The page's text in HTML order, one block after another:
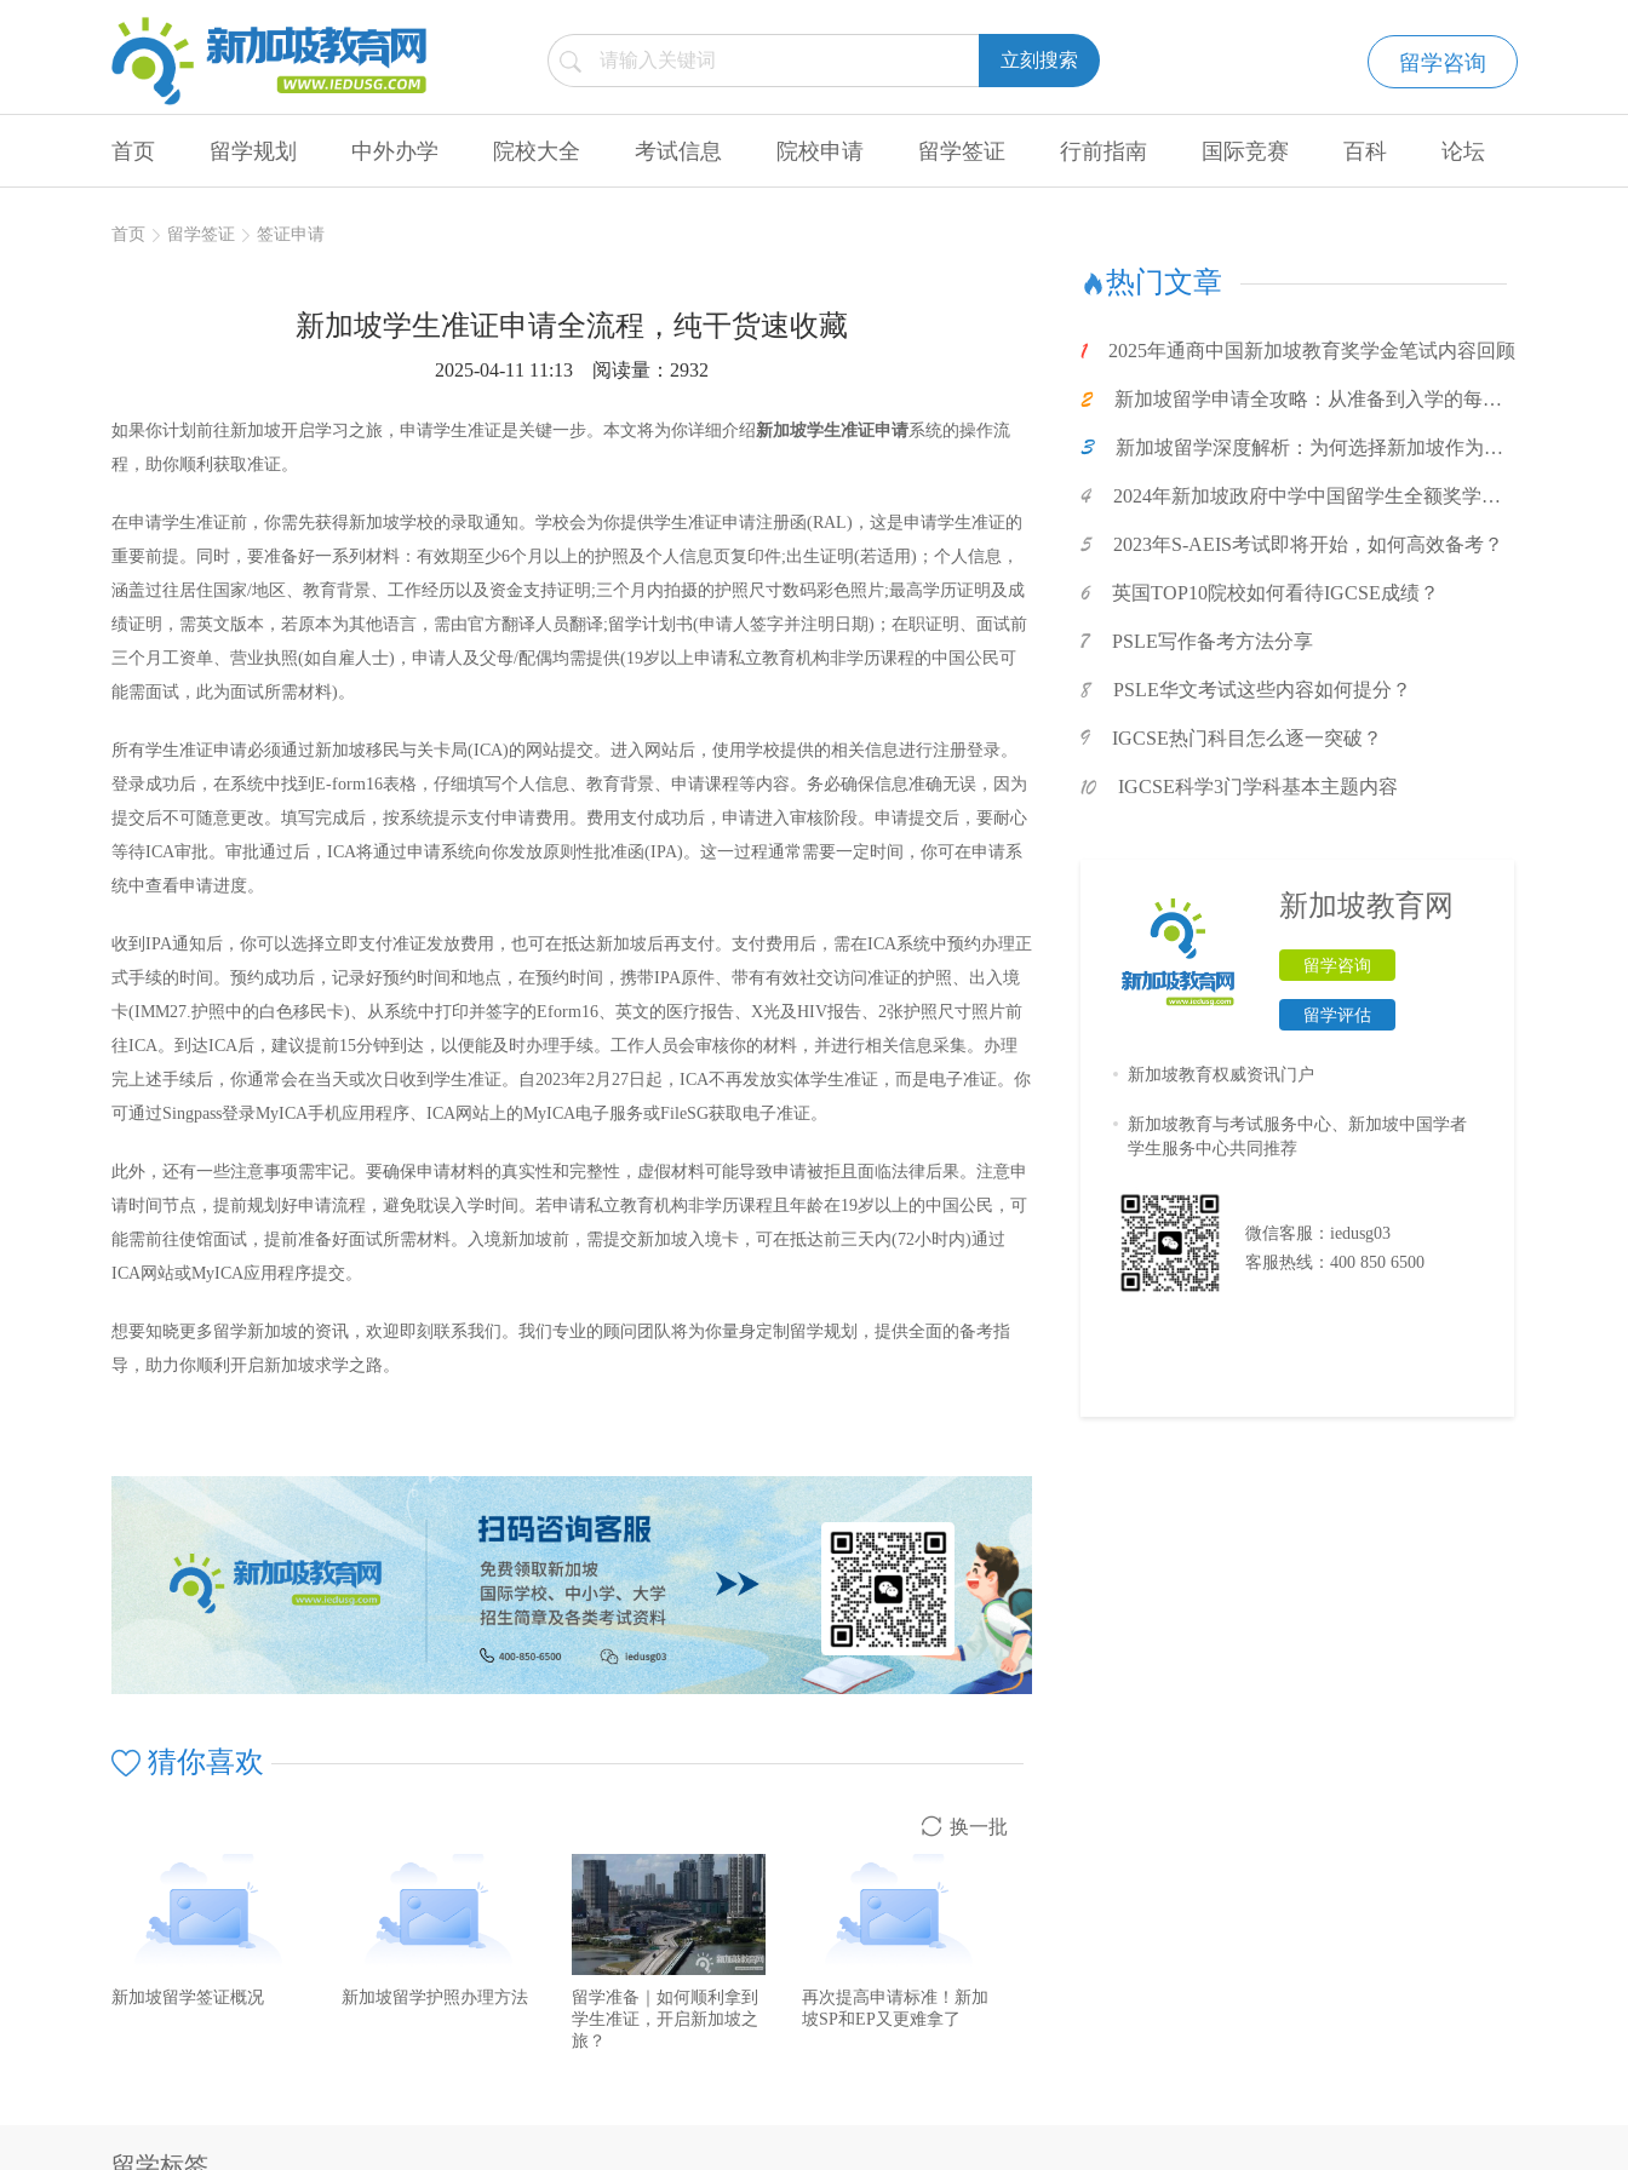
留学咨询
立刻搜索
首页 留学规划 中外办学 院校大全 考试信息 院校申请 留学签证 行前指南 国际竞赛 百科 论坛
首页 留学签证 签证申请
新加坡学生准证申请全流程，纯干货速收藏
2025-04-11 11:13 阅读量：2932
如果你计划前往新加坡开启学习之旅，申请学生准证是关键一步。本文将为你详细介绍新加坡学生准证申请系统的操作流
程，助你顺利获取准证。
在申请学生准证前，你需先获得新加坡学校的录取通知。学校会为你提供学生准证申请注册函(RAL)，这是申请学生准证的
重要前提。同时，要准备好一系列材料：有效期至少6个月以上的护照及个人信息页复印件;出生证明(若适用)；个人信息，
涵盖过往居住国家/地区、教育背景、工作经历以及资金支持证明;三个月内拍摄的护照尺寸数码彩色照片;最高学历证明及成
绩证明，需英文版本，若原本为其他语言，需由官方翻译人员翻译;留学计划书(申请人签字并注明日期)；在职证明、面试前
三个月工资单、营业执照(如自雇人士)，申请人及父母/配偶均需提供(19岁以上申请私立教育机构非学历课程的中国公民可
能需面试，此为面试所需材料)。
所有学生准证申请必须通过新加坡移民与关卡局(ICA)的网站提交。进入网站后，使用学校提供的相关信息进行注册登录。
登录成功后，在系统中找到E-form16表格，仔细填写个人信息、教育背景、申请课程等内容。务必确保信息准确无误，因为
提交后不可随意更改。填写完成后，按系统提示支付申请费用。费用支付成功后，申请进入审核阶段。申请提交后，要耐心
等待ICA审批。审批通过后，ICA将通过申请系统向你发放原则性批准函(IPA)。这一过程通常需要一定时间，你可在申请系
统中查看申请进度。
收到IPA通知后，你可以选择立即支付准证发放费用，也可在抵达新加坡后再支付。支付费用后，需在ICA系统中预约办理正
式手续的时间。预约成功后，记录好预约时间和地点，在预约时间，携带IPA原件、带有有效社交访问准证的护照、出入境
卡(IMM27.护照中的白色移民卡)、从系统中打印并签字的Eform16、英文的医疗报告、X光及HIV报告、2张护照尺寸照片前
往ICA。到达ICA后，建议提前15分钟到达，以便能及时办理手续。工作人员会审核你的材料，并进行相关信息采集。办理
完上述手续后，你通常会在当天或次日收到学生准证。自2023年2月27日起，ICA不再发放实体学生准证，而是电子准证。你
可通过Singpass登录MyICA手机应用程序、ICA网站上的MyICA电子服务或FileSG获取电子准证。
此外，还有一些注意事项需牢记。要确保申请材料的真实性和完整性，虚假材料可能导致申请被拒且面临法律后果。注意申
请时间节点，提前规划好申请流程，避免耽误入学时间。若申请私立教育机构非学历课程且年龄在19岁以上的中国公民，可
能需前往使馆面试，提前准备好面试所需材料。入境新加坡前，需提交新加坡入境卡，可在抵达前三天内(72小时内)通过
ICA网站或MyICA应用程序提交。
想要知晓更多留学新加坡的资讯，欢迎即刻联系我们。我们专业的顾问团队将为你量身定制留学规划，提供全面的备考指
导，助力你顺利开启新加坡求学之路。
猜你喜欢
换一批
新加坡留学签证概况 新加坡留学护照办理方法
留学准备｜如何顺利拿到
学生准证，开启新加坡之
旅？
再次提高申请标准！新加
坡SP和EP又更难拿了
热门文章
2025年通商中国新加坡教育奖学金笔试内容回顾
新加坡留学申请全攻略：从准备到入学的每一
新加坡留学深度解析：为何选择新加坡作为留
2024年新加坡政府中学中国留学生全额奖学金
2023年S-AEIS考试即将开始，如何高效备考？
英国TOP10院校如何看待IGCSE成绩？
PSLE写作备考方法分享
PSLE华文考试这些内容如何提分？
IGCSE热门科目怎么逐一突破？
IGCSE科学3门学科基本主题内容
新加坡教育网
留学咨询
留学评估
新加坡教育权威资讯门户
新加坡教育与考试服务中心、新加坡中国学者
学生服务中心共同推荐
微信客服：iedusg03
客服热线：400 850 6500